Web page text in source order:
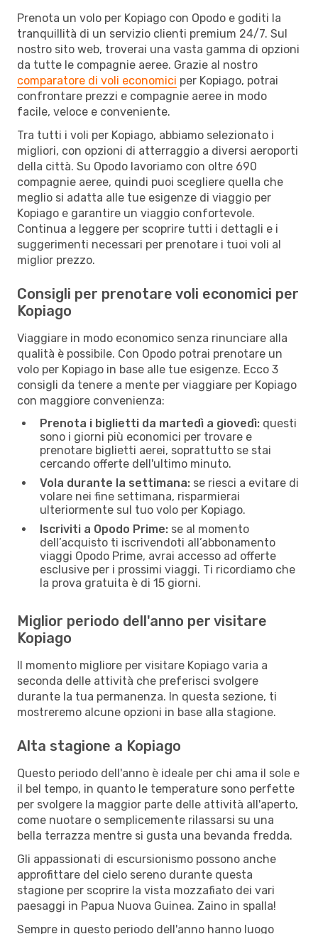
Prenota un volo per Kopiago con Opodo e goditi la
tranquillità di un servizio clienti premium 24/7. Sul
nostro sito web, troverai una vasta gamma di opzioni
da tutte le compagnie aeree. Grazie al nostro
comparatore di voli economici per Kopiago, potrai
confrontare prezzi e compagnie aeree in modo
facile, veloce e conveniente.
Tra tutti i voli per Kopiago, abbiamo selezionato i
migliori, con opzioni di atterraggio a diversi aeroporti
della città. Su Opodo lavoriamo con oltre 690
compagnie aeree, quindi puoi scegliere quella che
meglio si adatta alle tue esigenze di viaggio per
Kopiago e garantire un viaggio confortevole.
Continua a leggere per scoprire tutti i dettagli e i
suggerimenti necessari per prenotare i tuoi voli al
miglior prezzo.
Consigli per prenotare voli economici per
Kopiago
Viaggiare in modo economico senza rinunciare alla
qualità è possibile. Con Opodo potrai prenotare un
volo per Kopiago in base alle tue esigenze. Ecco 3
consigli da tenere a mente per viaggiare per Kopiago
con maggiore convenienza:
Prenota i biglietti da martedì a giovedì: questi
sono i giorni più economici per trovare e
prenotare biglietti aerei, soprattutto se stai
cercando offerte dell'ultimo minuto.
Vola durante la settimana: se riesci a evitare di
volare nei fine settimana, risparmierai
ulteriormente sul tuo volo per Kopiago.
Iscriviti a Opodo Prime: se al momento
dell’acquisto ti iscrivendoti all’abbonamento
viaggi Opodo Prime, avrai accesso ad offerte
esclusive per i prossimi viaggi. Ti ricordiamo che
la prova gratuita è di 15 giorni.
Miglior periodo dell'anno per visitare
Kopiago
Il momento migliore per visitare Kopiago varia a
seconda delle attività che preferisci svolgere
durante la tua permanenza. In questa sezione, ti
mostreremo alcune opzioni in base alla stagione.
Alta stagione a Kopiago
Questo periodo dell'anno è ideale per chi ama il sole e
il bel tempo, in quanto le temperature sono perfette
per svolgere la maggior parte delle attività all'aperto,
come nuotare o semplicemente rilassarsi su una
bella terrazza mentre si gusta una bevanda fredda.
Gli appassionati di escursionismo possono anche
approfittare del cielo sereno durante questa
stagione per scoprire la vista mozzafiato dei vari
paesaggi in Papua Nuova Guinea. Zaino in spalla!
Sempre in questo periodo dell'anno hanno luogo